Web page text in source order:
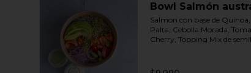
Bowl Salmón
Salmon con base de Quinoa,
Palta, Cebolla Morada,
Cherry, Topping Mix de